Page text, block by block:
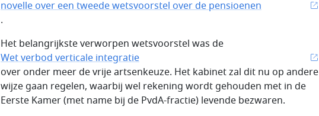
novelle over een tweede wetsvoorstel over de pensioenen
.
Het belangrijkste verworpen wetsvoorstel was de
Wet verbod verticale integratie
over onder meer de vrije artsenkeuze. Het kabinet zal dit nu op andere
wijze gaan regelen, waarbij wel rekening wordt gehouden met in de
Eerste Kamer (met name bij de PvdA-fractie) levende bezwaren.